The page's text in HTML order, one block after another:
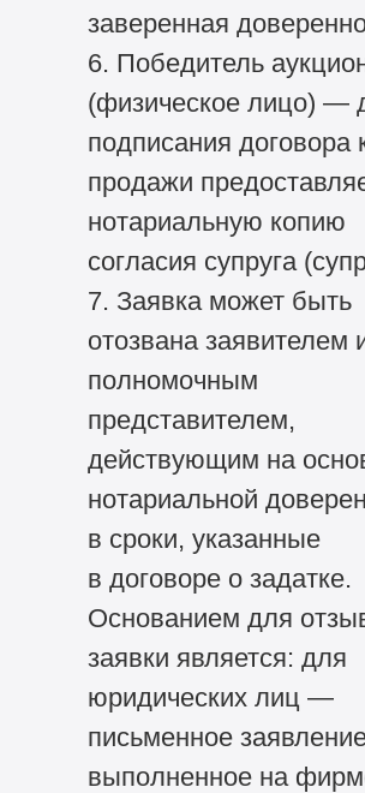
заверенная
6. Победитель
(физическое лицо) —
подписания договора
продажи
нотариальную копию
согласия супруга
7. Заявка может быть
отозвана заявителем
полномочным
представителем,
действующим на
нотариальной
в сроки, указанные
в договоре о задатке.
Основанием для
заявки является: для
юридических лиц —
письменное
выполненное на